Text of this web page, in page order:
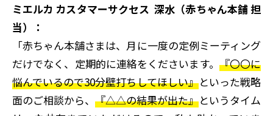
ミエルカ カスタマーサクセス 深水（赤ちゃん本舗 担
当）：
「赤ちゃん本舗さまは、月に一度の定例ミーティング
だけでなく、定期的に連絡をくださいます。 『〇〇に
悩んでいるので30分壁打ちしてほしい』といった戦略
面のご相談から、 『△△の結果が出た』というタイム